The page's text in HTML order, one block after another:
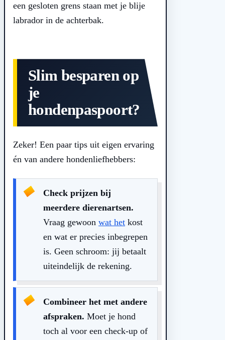
een gesloten grens staan met je blije
labrador in de achterbak.
Slim besparen op
je
hondenpaspoort?
Zeker! Een paar tips uit eigen ervaring
én van andere hondenliefhebbers:
Check prijzen bij
meerdere dierenartsen.
Vraag gewoon wat het kost
en wat er precies inbegrepen
is. Geen schroom: jij betaalt
uiteindelijk de rekening.
Combineer het met andere
afspraken. Moet je hond
toch al voor een check-up of